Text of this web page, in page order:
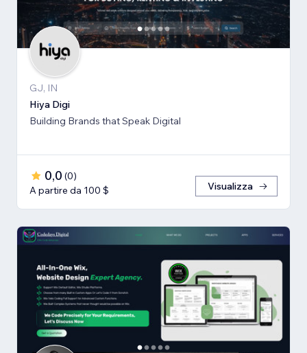
GJ, IN
Hiya Digi
Building Brands that Speak Digital
0,0 (0)
A partire da 100 $
Visualizza